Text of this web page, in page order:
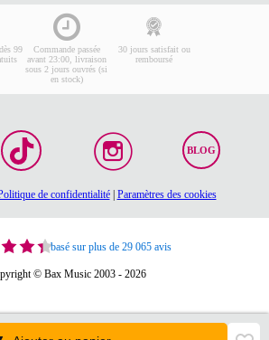
99
Commande passée
avant 23:00, livraison
sous 2 jours ouvrés (si
en stock)
30 jours satisfait ou
remboursé
BLOG
de confidentialité| Paramètres des cookies
basé sur plus de 29 065 avis
© Bax Music 2003 - 2026